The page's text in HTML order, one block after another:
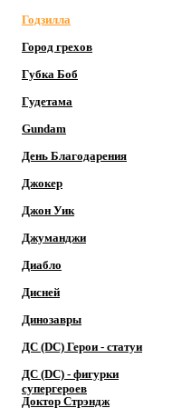
Годзилла
Город грехов
Губка Боб
Гудетама
Gundam
День Благодарения
Джокер
Джон Уик
Джуманджи
Диабло
Дисней
Динозавры
ДС (DC) Герои - cтатуи
ДС (DC) - фигурки
супергероев
Доктор Cтрэндж